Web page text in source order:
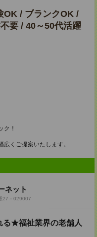
OK / ブランクOK /
要 / 40～50代活躍
ク！
くご提案いたします。
ネット
27－029007
る★福祉業界の老舗人